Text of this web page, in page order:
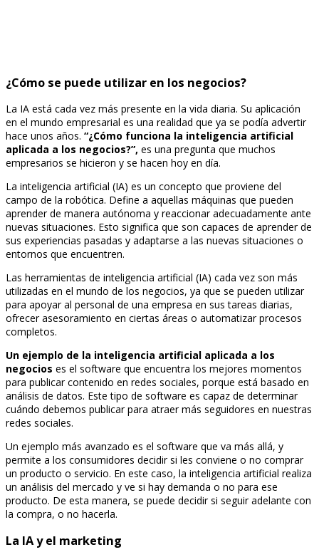
¿Cómo se puede utilizar en los negocios?
La IA está cada vez más presente en la vida diaria. Su aplicación
en el mundo empresarial es una realidad que ya se podía advertir
hace unos años. “¿Cómo funciona la inteligencia artificial
aplicada a los negocios?”, es una pregunta que muchos
empresarios se hicieron y se hacen hoy en día.
La inteligencia artificial (IA) es un concepto que proviene del
campo de la robótica. Define a aquellas máquinas que pueden
aprender de manera autónoma y reaccionar adecuadamente ante
nuevas situaciones. Esto significa que son capaces de aprender de
sus experiencias pasadas y adaptarse a las nuevas situaciones o
entornos que encuentren.
Las herramientas de inteligencia artificial (IA) cada vez son más
utilizadas en el mundo de los negocios, ya que se pueden utilizar
para apoyar al personal de una empresa en sus tareas diarias,
ofrecer asesoramiento en ciertas áreas o automatizar procesos
completos.
Un ejemplo de la inteligencia artificial aplicada a los
negocios es el software que encuentra los mejores momentos
para publicar contenido en redes sociales, porque está basado en
análisis de datos. Este tipo de software es capaz de determinar
cuándo debemos publicar para atraer más seguidores en nuestras
redes sociales.
Un ejemplo más avanzado es el software que va más allá, y
permite a los consumidores decidir si les conviene o no comprar
un producto o servicio. En este caso, la inteligencia artificial realiza
un análisis del mercado y ve si hay demanda o no para ese
producto. De esta manera, se puede decidir si seguir adelante con
la compra, o no hacerla.
La IA y el marketing